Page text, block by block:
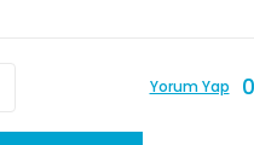
Yorum Yap 0